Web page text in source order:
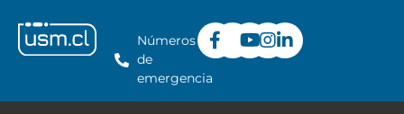
Números
de
emergencia